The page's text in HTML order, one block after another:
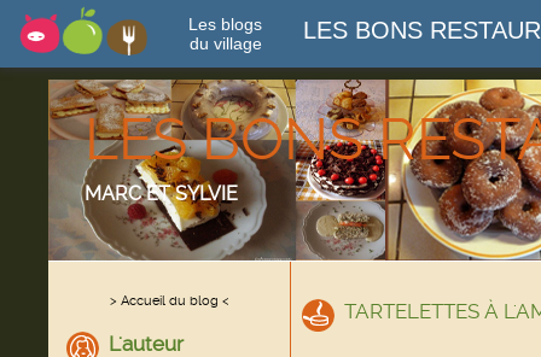
Les blogs
du village
LES BONS
LES BONS
MARC ET SYLVIE
> Accueil du blog <
L'auteur
TARTELETTES À